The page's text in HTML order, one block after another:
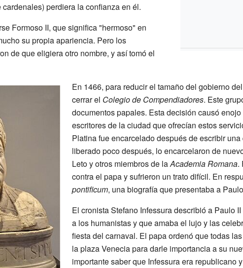
perdiera la confianza en él.
Formoso II, que significa "hermoso" en
su propia apariencia. Pero los
de que eligiera otro nombre, y así tomó el
En 1466, para reducir el tamaño del gobierno
cerrar el Colegio de Compendiadores. Este
documentos papales. Esta decisión causó
escritores de la ciudad que ofrecían estos
Platina fue encarcelado después de escribir
liberado poco después, lo encarcelaron de
Leto y otros miembros de laAcademia Romana.
contra el papa y sufrieron un trato difícil. En
pontificum, una biografía que presentaba a
El cronista Stefano Infessura describió a Paulo
a los humanistas y que amaba el lujo y las
fiesta del carnaval. El papa ordenó que todas
la plaza Venecia para darle importancia a su
importante saber que Infessura era republicano